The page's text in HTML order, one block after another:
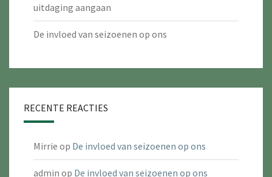
uitdaging aangaan
De invloed van seizoenen op ons
RECENTE REACTIES
Mirrie op De invloed van seizoenen op ons
admin op De invloed van seizoenen op ons